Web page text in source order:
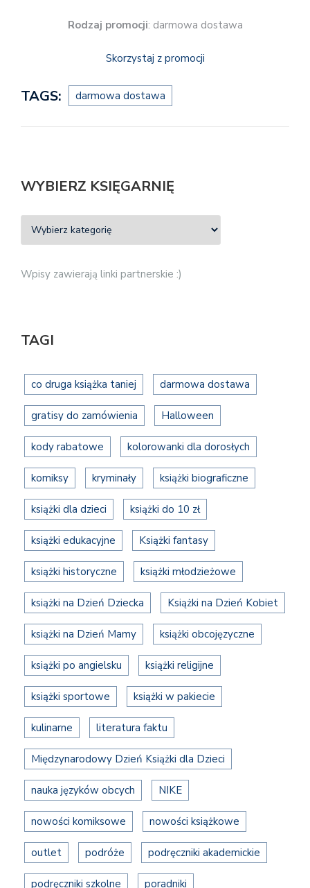
Rodzaj promocji: darmowa dostawa
Skorzystaj z promocji
TAGS: darmowa dostawa
WYBIERZ KSIĘGARNIĘ
Wpisy zawierają linki partnerskie :)
TAGI
co druga książka taniej darmowa dostawa
gratisy do zamówienia Halloween
kody rabatowe kolorowanki dla dorosłych
komiksy kryminały książki biograficzne
książki dla dzieci książki do 10 zł
książki edukacyjne Książki fantasy
książki historyczne książki młodzieżowe
książki na Dzień Dziecka Książki na Dzień Kobiet
książki na Dzień Mamy książki obcojęzyczne
książki po angielsku książki religijne
książki sportowe książki w pakiecie
kulinarne literatura faktu
Międzynarodowy Dzień Książki dla Dzieci
nauka języków obcych NIKE
nowości komiksowe nowości książkowe
outlet podróże podręczniki akademickie
podręczniki szkolne poradniki